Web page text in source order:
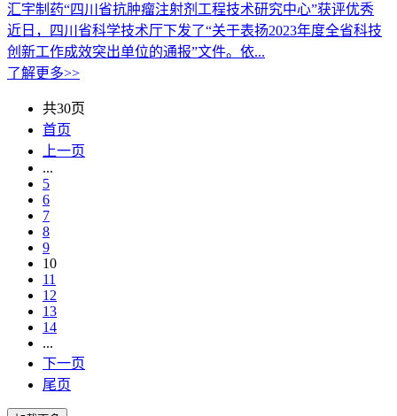
汇宇制药“四川省抗肿瘤注射剂工程技术研究中心”获评优秀
近日，四川省科学技术厅下发了“关于表扬2023年度全省科技
创新工作成效突出单位的通报”文件。依...
了解更多>>
共30页
首页
上一页
...
5
6
7
8
9
10
11
12
13
14
...
下一页
尾页